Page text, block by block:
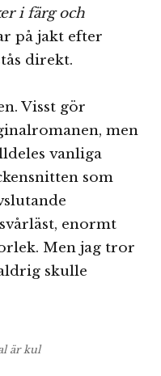
i färg och
på jakt efter
direkt.
Visst gör
men
vanliga
som
enormt
Men jag tror
skulle
är kul